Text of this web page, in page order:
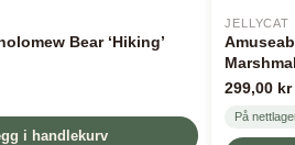
Bear ‘Hiking’
i handlekurv
JELLYCAT
299,00 kr
På